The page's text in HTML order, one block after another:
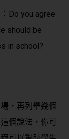
Do you agree
should be
in school?
，再列舉幾個
個說法，你可